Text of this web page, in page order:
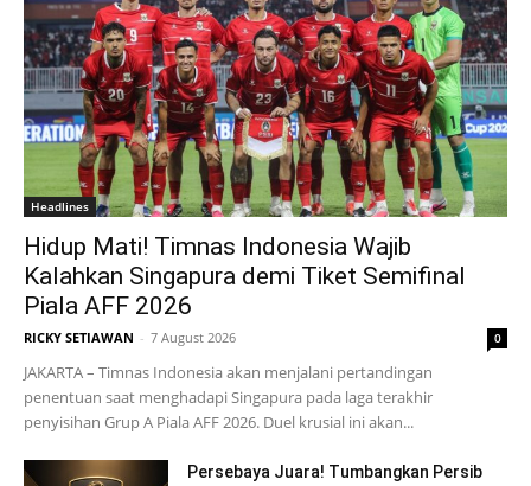
Headlines
Hidup Mati! Timnas Indonesia Wajib
Kalahkan Singapura demi Tiket Semifinal
Piala AFF 2026
RICKY SETIAWAN - 7 August 2026 0
JAKARTA – Timnas Indonesia akan menjalani pertandingan
penentuan saat menghadapi Singapura pada laga terakhir
penyisihan Grup A Piala AFF 2026. Duel krusial ini akan...
Persebaya Juara! Tumbangkan Persib